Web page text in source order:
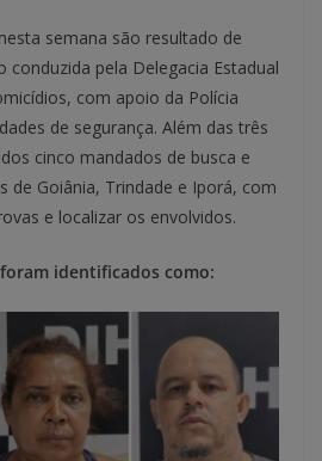
semana são resultado de
conduzida pela Delegacia Estadual
com apoio da Polícia
de segurança. Além das três
cinco mandados de busca e
de Goiânia, Trindade e Iporá, com
e localizar os envolvidos.
identificados como: